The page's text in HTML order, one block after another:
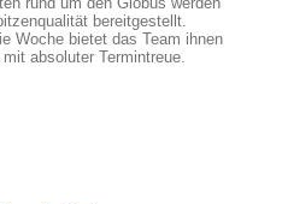
bereitgestellt.
Woche bietet das Team ihnen
absoluter Termintreue.